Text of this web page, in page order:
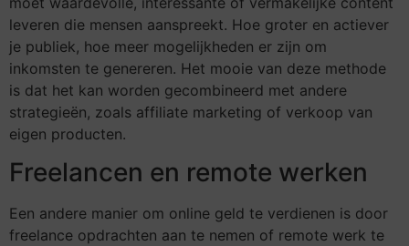
leveren die mensen aanspreekt. Hoe groter en actiever
je publiek, hoe meer mogelijkheden er zijn om
inkomsten te genereren. Het mooie van deze methode
is dat het kan worden gecombineerd met andere
strategieën, zoals affiliate marketing of verkoop van
eigen producten.
Freelancen en remote werken
Een andere manier om online geld te verdienen is door
freelance opdrachten aan te nemen of remote werk te